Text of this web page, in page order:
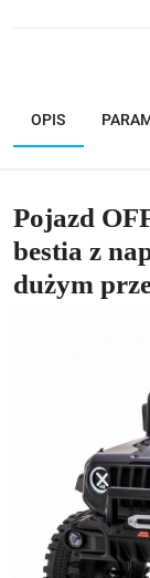
OPIS
Pojazd
bestia z
dużym